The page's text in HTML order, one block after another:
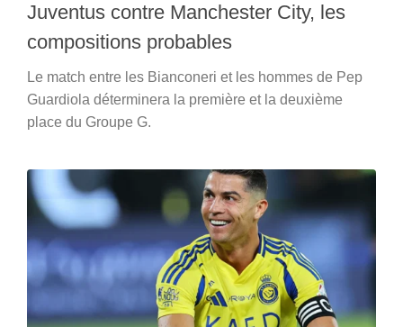
Juventus contre Manchester City, les
compositions probables
Le match entre les Bianconeri et les hommes de Pep
Guardiola déterminera la première et la deuxième
place du Groupe G.